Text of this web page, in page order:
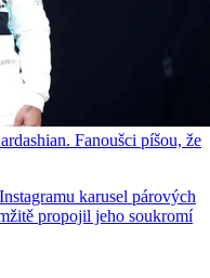
Fanoušci píšou, že
karusel párových
propojil jeho soukromí